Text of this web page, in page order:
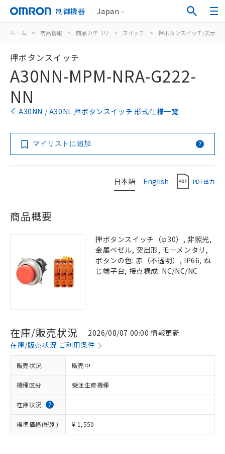
制御機器 Japan
ホーム > 商品情報 > 商品カテゴリ > スイッチ > 押ボタンスイッチ/表示灯
押ボタンスイッチ
A30NN-MPM-NRA-G222-
NN
A30NN / A30NL 押ボタンスイッチ 形式仕様一覧
マイリストに追加
日本語 English PDF出力
商品概要
押ボタンスイッチ（φ30）, 非照光,
金属ベゼル, 突出形, モーメンタリ,
ボタンの色: 赤（不透明）, IP66, ね
じ端子台, 接点構成: NC/NC/NC
在庫/販売状況
2026/08/07 00:00 情報更新
在庫/販売状況 ご利用条件
販売状況 販売中
機種区分 受注生産機種
在庫状況
標準価格(税別) ¥ 1,550